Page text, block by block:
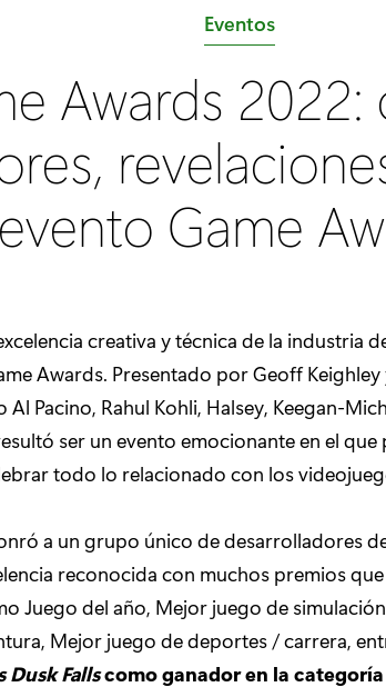
C
t
e
g
o
r
Eventos
Awards
evento Game
creativa y técnica de la industria
Awards. Presentado por Geoff
Pacino, Rahul Kohli, Halsey, Keegan-
ser un evento emocionante en el
todo lo relacionado con los
a un grupo único de desarrolladores
reconocida con muchos premios
Juego del año, Mejor juego de
Mejor juego de deportes / carrera,
Dusk Fallscomo ganador en la categoría